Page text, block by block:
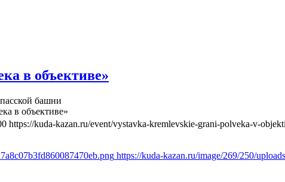
в объективе»
башни
в объективе»
https://kuda-kazan.ru/event/vystavka-kremlevskie-grani-polveka-v-
https://kuda-kazan.ru/image/269/250/